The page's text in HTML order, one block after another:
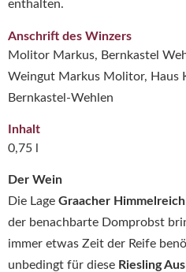
Der Wein
Die Lage Graacher Himmelreich
der benachbarte Domprobst
immer etwas Zeit der Reife
unbedingt für diese Riesling
enthalten.
Anschrift des Winzers
Molitor Markus, Bernkastel
Weingut Markus Molitor, Haus
Bernkastel-Wehlen
Inhalt
0,75 l